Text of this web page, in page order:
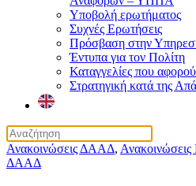
Υποβολή ερωτήματος
Συχνές Ερωτήσεις
Πρόσβαση στην
Έντυπα για τον Πολίτη
Καταγγελίες που
Στρατηγική κατά της
Ανακοινώσεις ΔΑΑΔ,
ΔΑΑΔ